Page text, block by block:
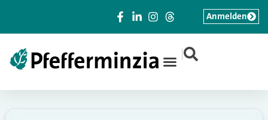
|
Anmelden